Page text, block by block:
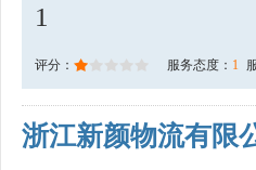
1
评分： 服务态度： 1
浙江新颜物流有限